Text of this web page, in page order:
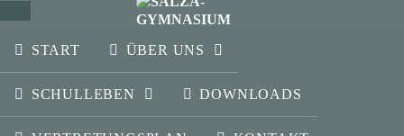
SCHLIESSEN
START
ÜBER UNS
SCHULLEBEN DOWNLOADS